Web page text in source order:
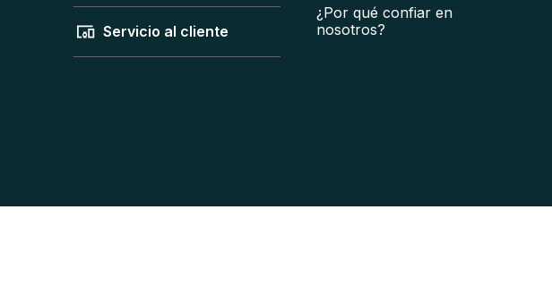
Servicio al cliente
¿Por qué confiar en
nosotros?